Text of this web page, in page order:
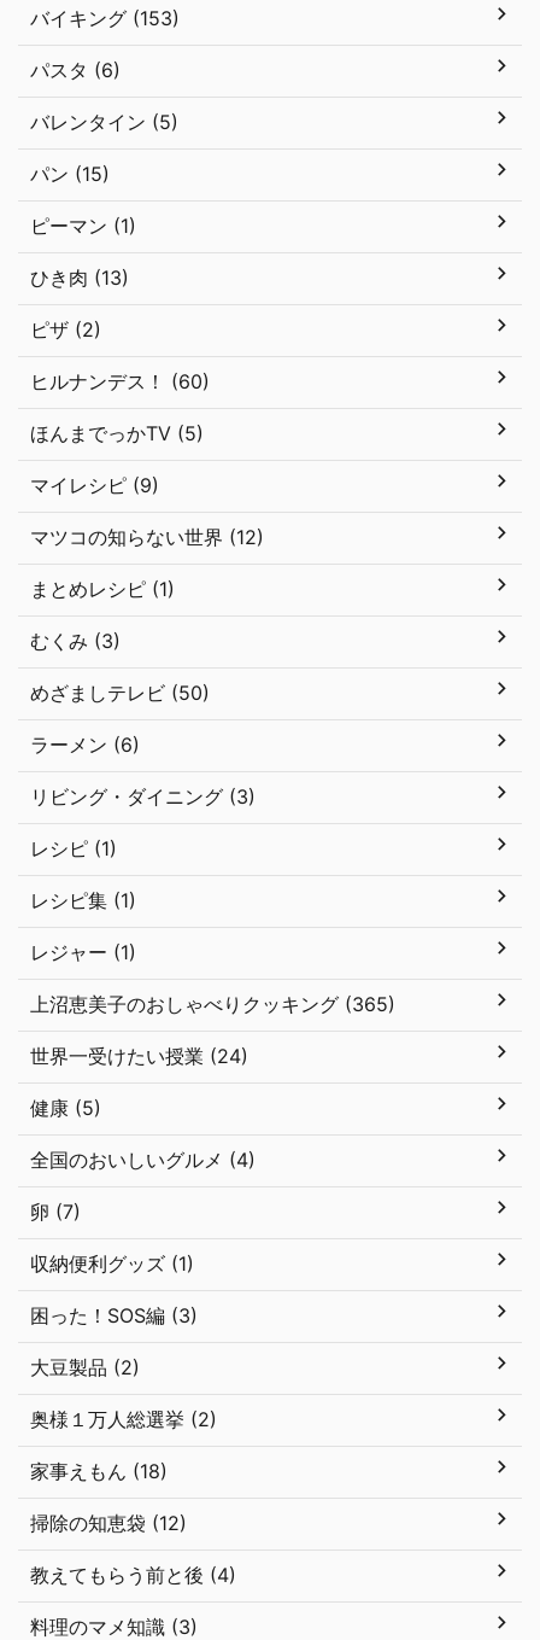
バイキング (153)
パスタ (6)
バレンタイン (5)
パン (15)
ピーマン (1)
ひき肉 (13)
ピザ (2)
ヒルナンデス！ (60)
ほんまでっかTV (5)
マイレシピ (9)
マツコの知らない世界 (12)
まとめレシピ (1)
むくみ (3)
めざましテレビ (50)
ラーメン (6)
リビング・ダイニング (3)
レシピ (1)
レシピ集 (1)
レジャー (1)
上沼恵美子のおしゃべりクッキング (365)
世界一受けたい授業 (24)
健康 (5)
全国のおいしいグルメ (4)
卵 (7)
収納便利グッズ (1)
困った！SOS編 (3)
大豆製品 (2)
奥様１万人総選挙 (2)
家事えもん (18)
掃除の知恵袋 (12)
教えてもらう前と後 (4)
料理のマメ知識 (3)